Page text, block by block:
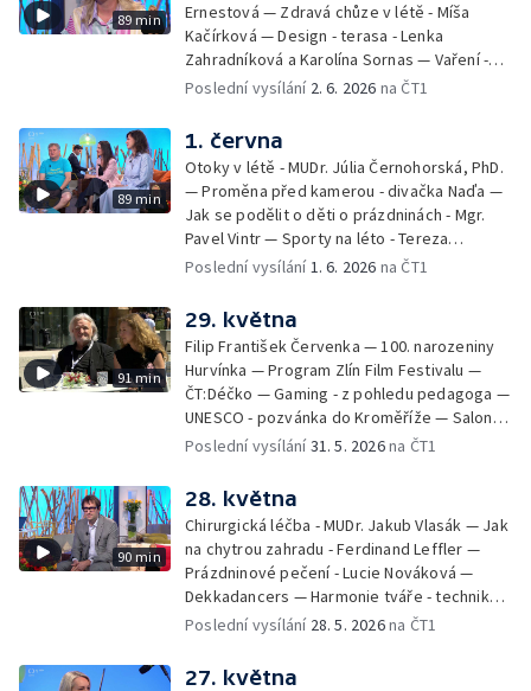
89 min
Ernestová — Zdravá chůze v létě - Míša
Kačírková — Design - terasa - Lenka
Zahradníková a Karolína Sornas — Vaření -
jahody - Simona Machurová — Letní sporty -
— Batohy do školy i na prázdniny - Mirka
Belhová — Pramen - Ivan Ostrochovský
Poslední vysílání 2. 6. 2026 na ČT1
89 min
1. června
Otoky v létě - MUDr. Júlia Černohorská, PhD.
— Proměna před kamerou - divačka Naďa —
Jak se podělit o děti o prázdninách - Mgr.
Pavel Vintr — Sporty na léto - Tereza
Michalová — Černé ovce — Změny v
v Českém ráji - Tomáš Jeřábek, Magdalena
Borová, Eva Váchová
Poslední vysílání1. 6. 2026 na ČT1
91 min
29. května
Filip František Červenka — 100. narozeniny
Hurvínka — Program Zlín Film Festivalu —
ČT:Déčko — Gaming - z pohledu pedagoga —
UNESCO - pozvánka do Kroměříže — Salon
filmových klapek
Poslední vysílání31. 5. 2026na ČT1
90 min
28. května
Chirurgická léčba - MUDr. Jakub Vlasák — Jak
na chytrou zahradu - Ferdinand Leffler —
Prázdninové pečení - Lucie Nováková —
Dekkadancers — Harmonie tváře - techniky
přírodního omlazení - Martina Kavecká —
Petr Bednařík — Počasí s Michalem Žákem
Poslední vysílání 28. 5. 2026na ČT1
27. května